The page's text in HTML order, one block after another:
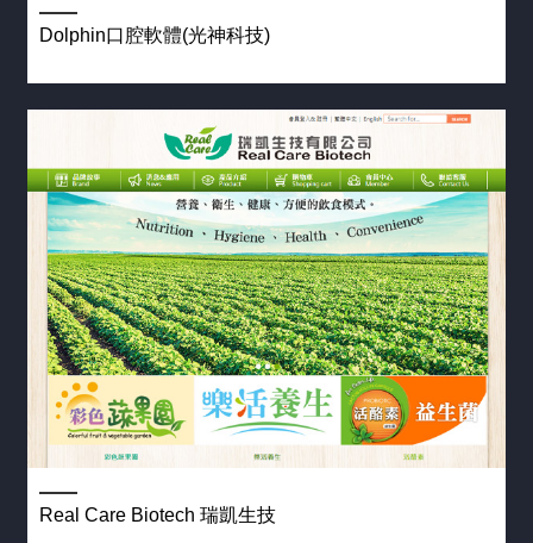
Dolphin口腔軟體(光神科技)
Real Care Biotech 瑞凱生技